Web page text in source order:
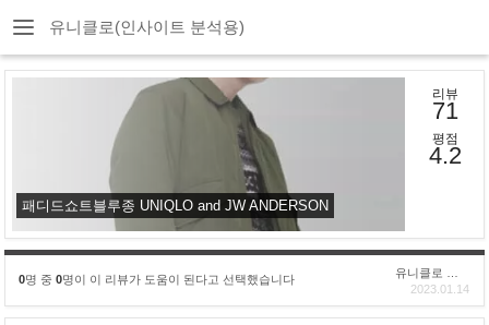
유니클로(인사이트 분석용)
패디드쇼트블루종 UNIQLO and JW ANDERSON
리뷰
71
평점
4.2
0명 중 0명이 이 리뷰가 도움이 된다고 선택했습니다
2023.01.14